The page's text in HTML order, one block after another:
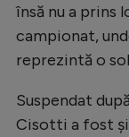
însă nu a prins
campionat,
reprezintă o
Suspendat
Cisotti a fost